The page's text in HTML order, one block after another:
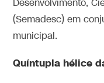
Desenvolvimento,
(Semadesc) em
municipal.
Quíntupla hélice